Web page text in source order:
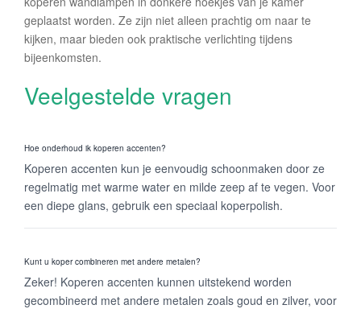
geplaatst worden. Ze zijn niet alleen prachtig om naar te
kijken, maar bieden ook praktische verlichting tijdens
bijeenkomsten.
Veelgestelde vragen
Hoe onderhoud ik koperen accenten?
Koperen accenten kun je eenvoudig schoonmaken door ze
regelmatig met warme water en milde zeep af te vegen. Voor
een diepe glans, gebruik een speciaal koperpolish.
Kunt u koper combineren met andere metalen?
Zeker! Koperen accenten kunnen uitstekend worden
gecombineerd met andere metalen zoals goud en zilver, voor